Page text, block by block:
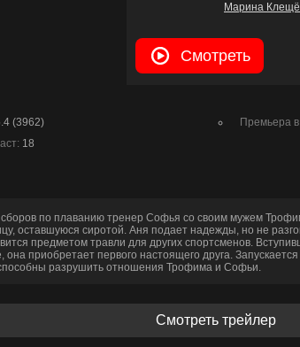
Марина
Смотреть
(3962) Премьера
18
по плаванию тренер Софья со своим мужем
оставшуюся сиротой. Аня подает надежды, но не
предметом травли для других спортсменов.
она приобретает первого настоящего друга.
разрушить отношения Трофима и Софьи.
Смотреть трейлер